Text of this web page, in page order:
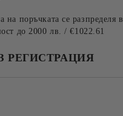
поръчката се разпределя
до 2000 лв. / €1022.61
РЕГИСТРАЦИЯ